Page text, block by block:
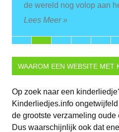
de wereld nog volop aan
Lees Meer »
WAAROM EEN WEBSITE MET
Op zoek naar een
Kinderliedjes.info
de grootste verzameling
Dus waarschijnlijk ook dat